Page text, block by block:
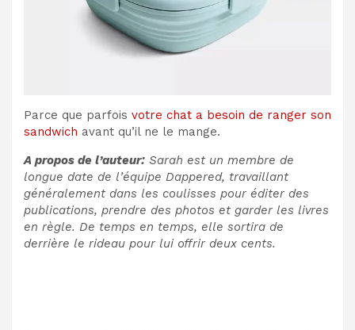
Parce que parfois votre chat a besoin de ranger son
sandwich avant qu’il ne le mange.
A propos de l’auteur: Sarah est un membre de
longue date de l’équipe Dappered, travaillant
généralement dans les coulisses pour éditer des
publications, prendre des photos et garder les livres
en règle. De temps en temps, elle sortira de
derrière le rideau pour lui offrir deux cents.